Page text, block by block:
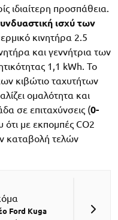
ιδιαίτερη προσπάθεια.
ισχύ των
κινητήρα 2.5
και γεννήτρια των
1,1 kWh. Το
κιβώτιο ταχυτήτων
ομαλότητα και
σε επιταχύνσεις (0-
ότι με εκπομπές CO2
καταβολή τελών
Ford Kuga